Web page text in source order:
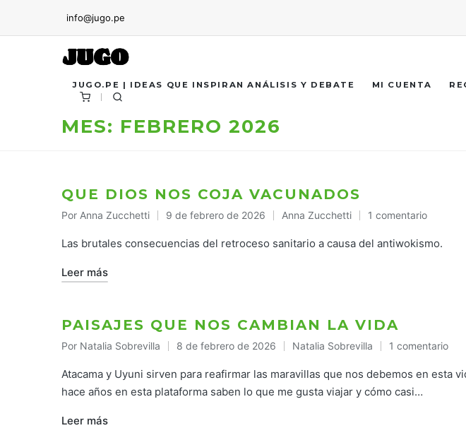
info@jugo.pe
JUGO.PE | IDEAS QUE INSPIRAN ANÁLISIS Y DEBATE MI CUENTA
MES: FEBRERO 2026
QUE DIOS NOS COJA VACUNADOS
Publicado
por
Por Anna Zucchetti 9 de febrero de 2026
Publicado
en
Anna Zucchetti 1 comentario
Las brutales consecuencias del retroceso sanitario a causa del antiwokismo.
Leer más
PAISAJES QUE NOS CAMBIAN LA VIDA
Publicado
por
Por Natalia Sobrevilla 8 de febrero de 2026
Publicado
en
Natalia Sobrevilla 1 comentario
Atacama y Uyuni sirven para reafirmar las maravillas que nos debemos en esta
hace años en esta plataforma saben lo que me gusta viajar y cómo casi…
Leer más